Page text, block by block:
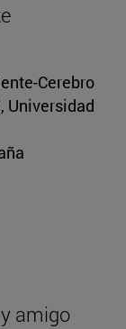
Cerebro
Universidad
amigo